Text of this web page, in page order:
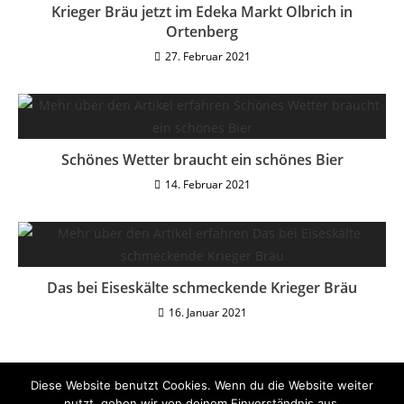
Krieger Bräu jetzt im Edeka Markt Olbrich in
Ortenberg
27. Februar 2021
Schönes Wetter braucht ein schönes Bier
14. Februar 2021
Das bei Eiseskälte schmeckende Krieger Bräu
16. Januar 2021
Diese Website benutzt Cookies. Wenn du die Website weiter